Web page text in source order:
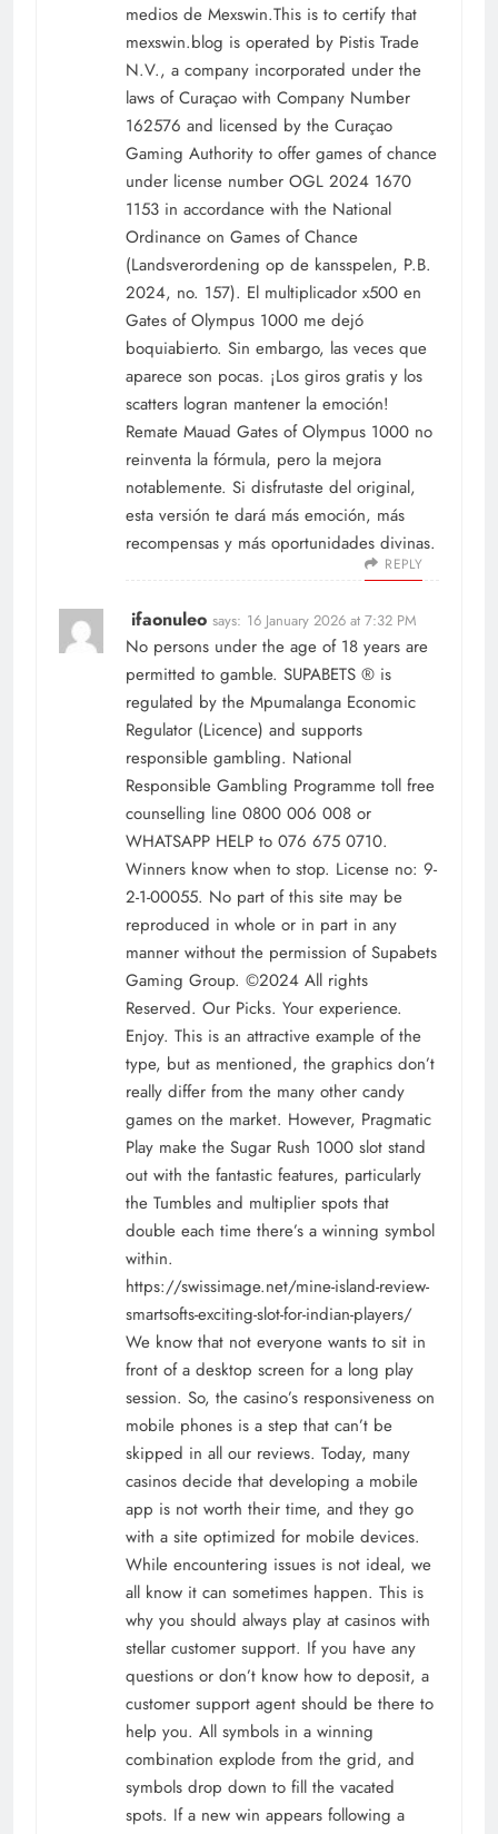
medios de Mexswin.This is to certify that
mexswin.blog is operated by Pistis Trade
N.V., a company incorporated under the
laws of Curaçao with Company Number
162576 and licensed by the Curaçao
Gaming Authority to offer games of chance
under license number OGL 2024 1670
1153 in accordance with the National
Ordinance on Games of Chance
(Landsverordening op de kansspelen, P.B.
2024, no. 157). El multiplicador x500 en
Gates of Olympus 1000 me dejó
boquiabierto. Sin embargo, las veces que
aparece son pocas. ¡Los giros gratis y los
scatters logran mantener la emoción!
Remate Mauad Gates of Olympus 1000 no
reinventa la fórmula, pero la mejora
notablemente. Si disfrutaste del original,
esta versión te dará más emoción, más
recompensas y más oportunidades divinas.
REPLY
ifaonuleo says: 16 January 2026 at 7:32 PM
No persons under the age of 18 years are
permitted to gamble. SUPABETS ® is
regulated by the Mpumalanga Economic
Regulator (Licence) and supports
responsible gambling. National
Responsible Gambling Programme toll free
counselling line 0800 006 008 or
WHATSAPP HELP to 076 675 0710.
Winners know when to stop. License no: 9-
2-1-00055. No part of this site may be
reproduced in whole or in part in any
manner without the permission of Supabets
Gaming Group. ©2024 All rights
Reserved. Our Picks. Your experience.
Enjoy. This is an attractive example of the
type, but as mentioned, the graphics don’t
really differ from the many other candy
games on the market. However, Pragmatic
Play make the Sugar Rush 1000 slot stand
out with the fantastic features, particularly
the Tumbles and multiplier spots that
double each time there’s a winning symbol
within.
https://swissimage.net/mine-island-review-
smartsofts-exciting-slot-for-indian-players/
We know that not everyone wants to sit in
front of a desktop screen for a long play
session. So, the casino’s responsiveness on
mobile phones is a step that can’t be
skipped in all our reviews. Today, many
casinos decide that developing a mobile
app is not worth their time, and they go
with a site optimized for mobile devices.
While encountering issues is not ideal, we
all know it can sometimes happen. This is
why you should always play at casinos with
stellar customer support. If you have any
questions or don’t know how to deposit, a
customer support agent should be there to
help you. All symbols in a winning
combination explode from the grid, and
symbols drop down to fill the vacated
spots. If a new win appears following a